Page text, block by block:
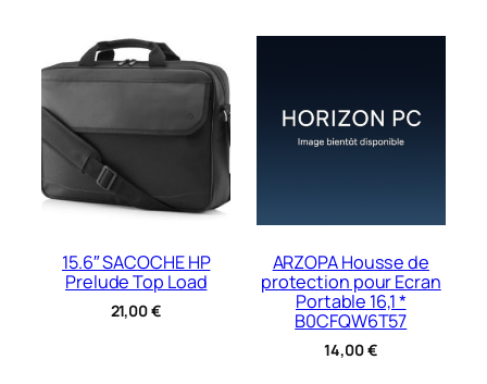
15.6″ SACOCHE HP
Prelude Top Load
21,00€
ARZOPA Housse de
protection pour Ecran
Portable 16,1 *
B0CFQW6T57
14,00€